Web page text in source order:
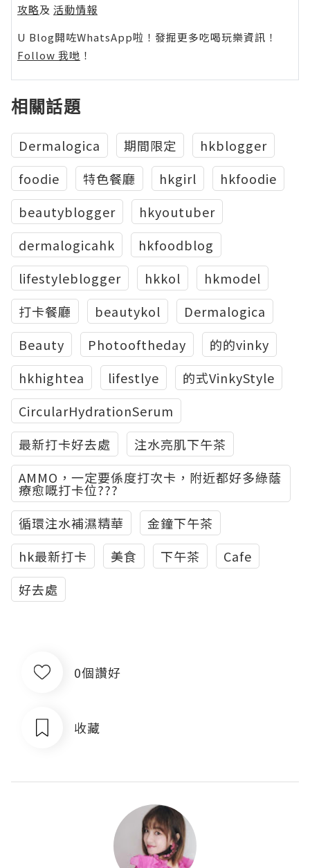
攻略及 活動情報
U Blog開咗WhatsApp啦！發掘更多吃喝玩樂資訊！
Follow 我哋 ！
相關話題
Dermalogica 期間限定
hkblogger
foodie
特色餐廳 hkgirl
hkfoodie
beautyblogger
hkyoutuber
dermalogicahk
hkfoodblog
lifestyleblogger
hkkol
hkmodel
打卡餐廳
beautykol
Dermalogica
Beauty
Photooftheday
的的vinky
hkhightea
lifestlye
的式VinkyStyle
CircularHydrationSerum
最新打卡好去處
注水亮肌下午茶
AMMO，一定要係度打次卡，附近都好多綠蔭
療愈嘅打卡位???
循環注水補濕精華
金鐘下午茶
hk最新打卡
美食 下午茶
Cafe
好去處
0個讚好
收藏